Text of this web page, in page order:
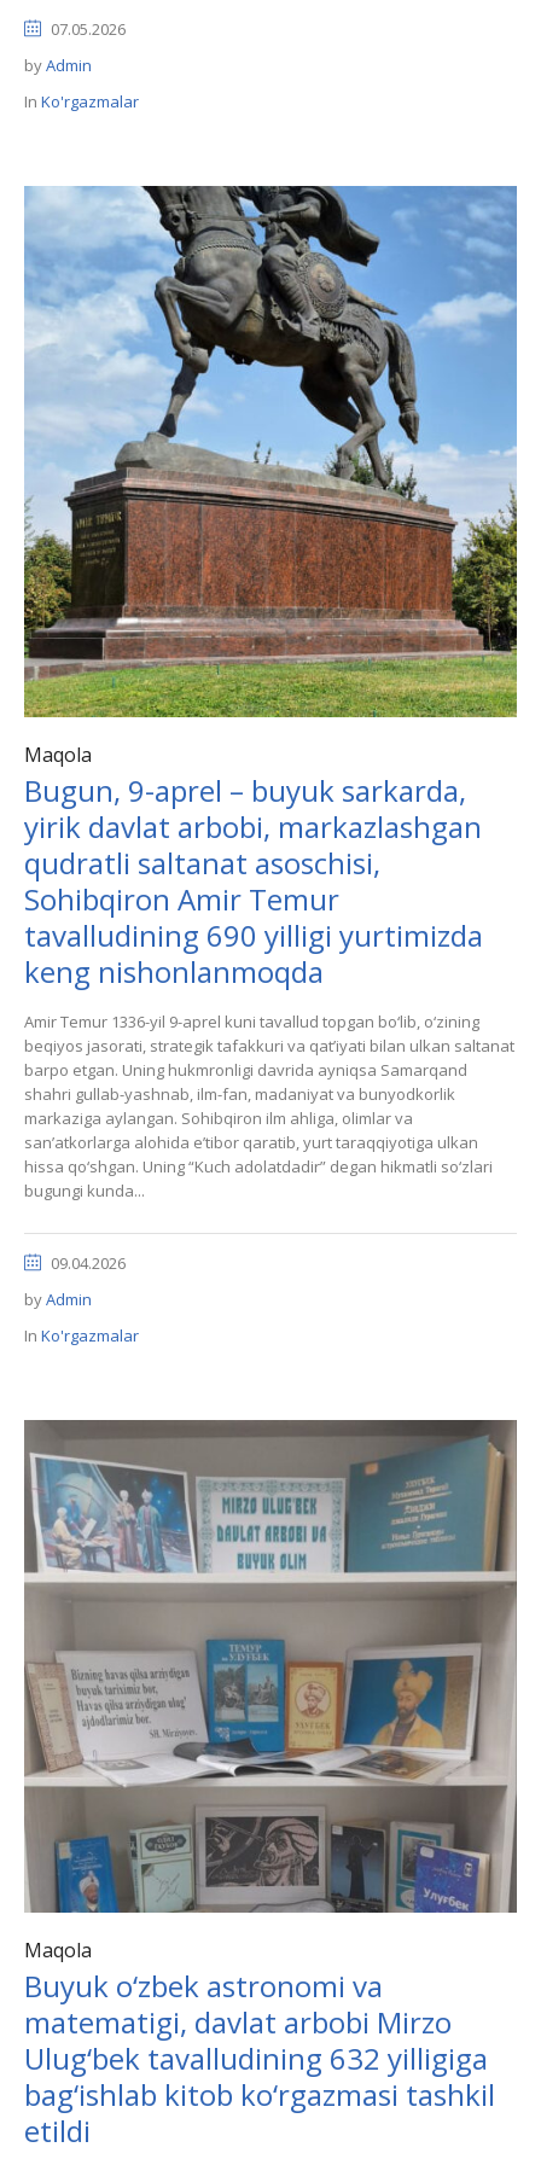
07.05.2026
byAdmin
In Ko'rgazmalar
Maqola
Bugun, 9-aprel – buyuk sarkarda,
yirik davlat arbobi, markazlashgan
qudratli saltanat asoschisi,
Sohibqiron Amir Temur
tavalludining 690 yilligi yurtimizda
keng nishonlanmoqda
Amir Temur 1336-yil 9-aprel kuni tavallud topgan bo‘lib, o‘zining
beqiyos jasorati, strategik tafakkuri va qat’iyati bilan ulkan saltanat
barpo etgan. Uning hukmronligi davrida ayniqsa Samarqand
shahri gullab-yashnab, ilm-fan, madaniyat va bunyodkorlik
markaziga aylangan. Sohibqiron ilm ahliga, olimlar va
san’atkorlarga alohida e’tibor qaratib, yurt taraqqiyotiga ulkan
hissa qo‘shgan. Uning “Kuch adolatdadir” degan hikmatli so‘zlari
bugungi kunda...
09.04.2026
byAdmin
In Ko'rgazmalar
Maqola
Buyuk o‘zbek astronomi va
matematigi, davlat arbobi Mirzo
Ulug‘bek tavalludining 632 yilligiga
bag‘ishlab kitob ko‘rgazmasi tashkil
etildi